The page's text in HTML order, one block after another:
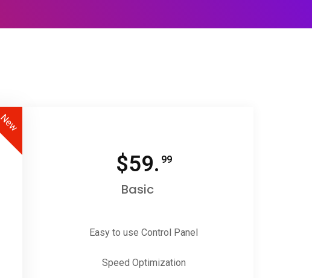
New
$59. 99
Basic
Easy to use Control Panel
Speed Optimization